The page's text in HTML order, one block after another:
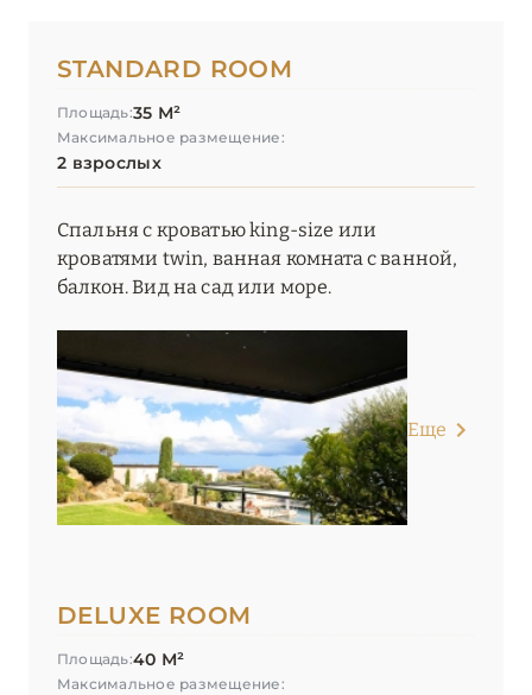
STANDARD ROOM
Площадь:35 М²
Максимальное размещение:
2 взрослых
Спальня с кроватью king-size или
кроватями twin, ванная комната с ванной,
балкон. Вид на сад или море.
Еще
DELUXE ROOM
Площадь:40 М²
Максимальное размещение: